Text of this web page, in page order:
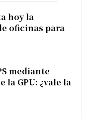
hoy la
oficinas para
mediante
la GPU: ¿vale la